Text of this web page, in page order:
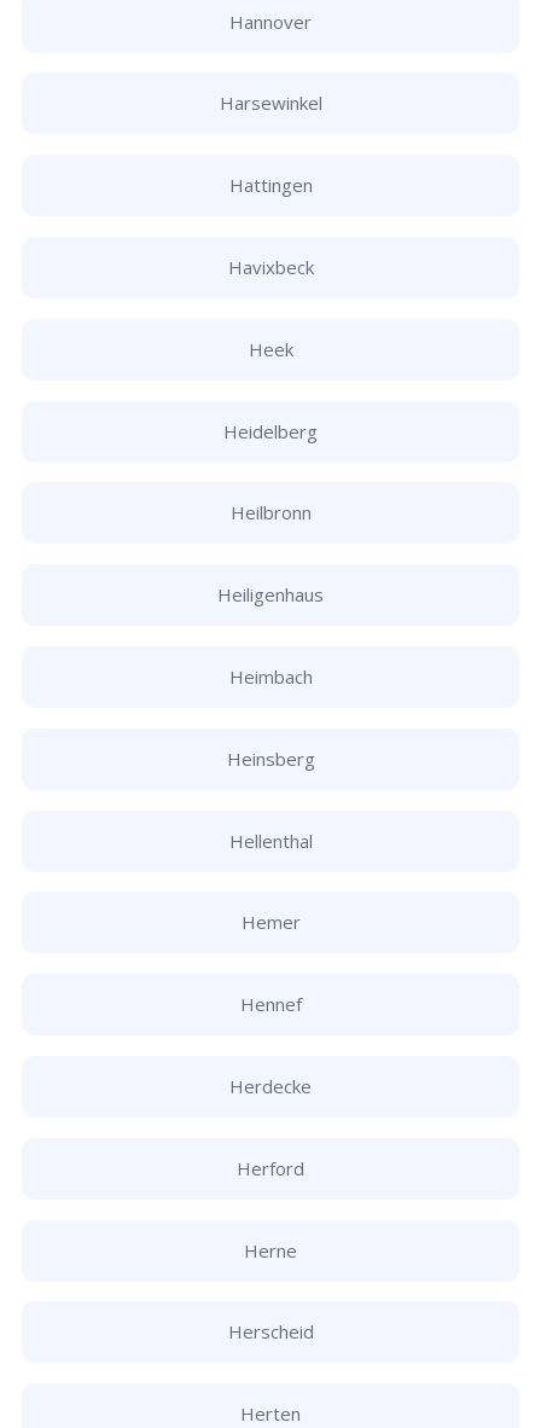
Hannover
Harsewinkel
Hattingen
Havixbeck
Heek
Heidelberg
Heilbronn
Heiligenhaus
Heimbach
Heinsberg
Hellenthal
Hemer
Hennef
Herdecke
Herford
Herne
Herscheid
Herten